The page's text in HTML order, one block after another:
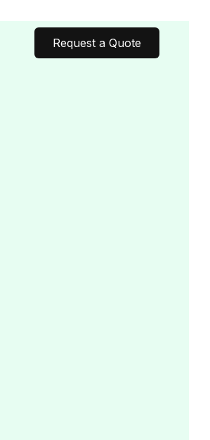
Request a Quote